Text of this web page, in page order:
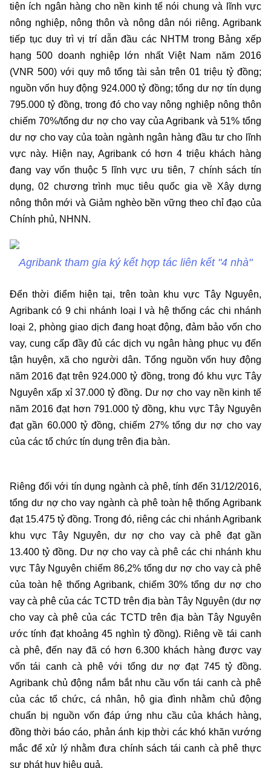
tiện ích ngân hàng cho nền kinh tế nói chung và lĩnh vực
nông nghiệp, nông thôn và nông dân nói riêng. Agribank
tiếp tục duy trì vị trí dẫn đầu các NHTM trong Bảng xếp
hạng 500 doanh nghiệp lớn nhất Việt Nam năm 2016
(VNR 500) với quy mô tổng tài sản trên 01 triệu tỷ đồng;
nguồn vốn huy động 924.000 tỷ đồng; tổng dư nợ tín dụng
795.000 tỷ đồng, trong đó cho vay nông nghiệp nông thôn
chiếm 70%/tổng dư nợ cho vay của Agribank và 51% tổng
dư nợ cho vay của toàn ngành ngân hàng đầu tư cho lĩnh
vực này. Hiện nay, Agribank có hơn 4 triệu khách hàng
đang vay vốn thuộc 5 lĩnh vực ưu tiên, 7 chính sách tín
dụng, 02 chương trình mục tiêu quốc gia về Xây dựng
nông thôn mới và Giảm nghèo bền vững theo chỉ đạo của
Chính phủ, NHNN.
Agribank tham gia ký kết hợp tác liên kết "4 nhà"
Đến thời điểm hiện tại, trên toàn khu vực Tây Nguyên,
Agribank có 9 chi nhánh loại I và hệ thống các chi nhánh
loại 2, phòng giao dịch đang hoạt động, đảm bảo vốn cho
vay, cung cấp đầy đủ các dịch vụ ngân hàng phục vụ đến
tận huyện, xã cho người dân. Tổng nguồn vốn huy động
năm 2016 đạt trên 924.000 tỷ đồng, trong đó khu vực Tây
Nguyên xấp xỉ 37.000 tỷ đồng. Dư nợ cho vay nền kinh tế
năm 2016 đạt hơn 791.000 tỷ đồng, khu vực Tây Nguyên
đạt gần 60.000 tỷ đồng, chiếm 27% tổng dư nợ cho vay
của các tổ chức tín dụng trên địa bàn.
Riêng đối với tín dụng ngành cà phê, tính đến 31/12/2016,
tổng dư nợ cho vay ngành cà phê toàn hệ thống Agribank
đạt 15.475 tỷ đồng. Trong đó, riêng các chi nhánh Agribank
khu vực Tây Nguyên, dư nợ cho vay cà phê đạt gần
13.400 tỷ đồng. Dư nợ cho vay cà phê các chi nhánh khu
vực Tây Nguyên chiếm 86,2% tổng dư nợ cho vay cà phê
của toàn hệ thống Agribank, chiếm 30% tổng dư nợ cho
vay cà phê của các TCTD trên địa bàn Tây Nguyên (dư nợ
cho vay cà phê của các TCTD trên địa bàn Tây Nguyên
ước tính đạt khoảng 45 nghìn tỷ đồng). Riêng về tái canh
cà phê, đến nay đã có hơn 6.300 khách hàng được vay
vốn tái canh cà phê với tổng dư nợ đạt 745 tỷ đồng.
Agribank chủ động nắm bắt nhu cầu vốn tái canh cà phê
của các tổ chức, cá nhân, hộ gia đình nhằm chủ động
chuẩn bị nguồn vốn đáp ứng nhu cầu của khách hàng,
đồng thời báo cáo, phản ánh kịp thời các khó khăn vướng
mắc để xử lý nhằm đưa chính sách tái canh cà phê thực
sự phát huy hiệu quả.